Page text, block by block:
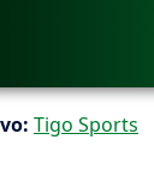
Tigo Sports